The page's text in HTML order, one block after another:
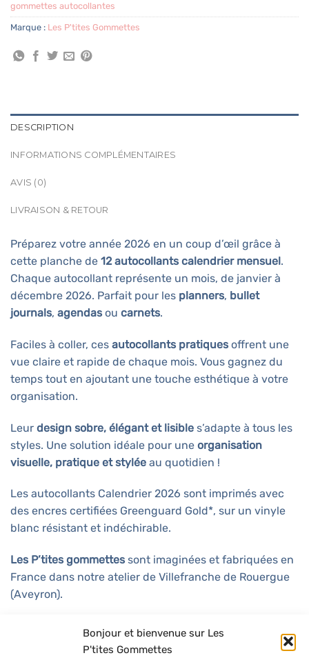
Bonjour et bienvenue sur Les
P'tites Gommettes
gommettes autocollantes
Marque : Les P'tites Gommettes
DESCRIPTION
INFORMATIONS COMPLÉMENTAIRES
AVIS (0)
LIVRAISON & RETOUR
Préparez votre année 2026 en un coup d’œil grâce à
cette planche de 12 autocollants calendrier mensuel.
Chaque autocollant représente un mois, de janvier à
décembre 2026. Parfait pour les planners, bullet
journals, agendas ou carnets.
Faciles à coller, ces autocollants pratiques offrent une
vue claire et rapide de chaque mois. Vous gagnez du
temps tout en ajoutant une touche esthétique à votre
organisation.
Leur design sobre, élégant et lisible s’adapte à tous les
styles. Une solution idéale pour une organisation
visuelle, pratique et stylée au quotidien !
Les autocollants Calendrier 2026 sont imprimés avec
des encres certifiées Greenguard Gold*, sur un vinyle
blanc résistant et indéchirable.
Les P’tites gommettes sont imaginées et fabriquées en
France dans notre atelier de Villefranche de Rouergue
(Aveyron).
Impression et fabrication : Les p’tites Gommettes
Nombre de gommettes